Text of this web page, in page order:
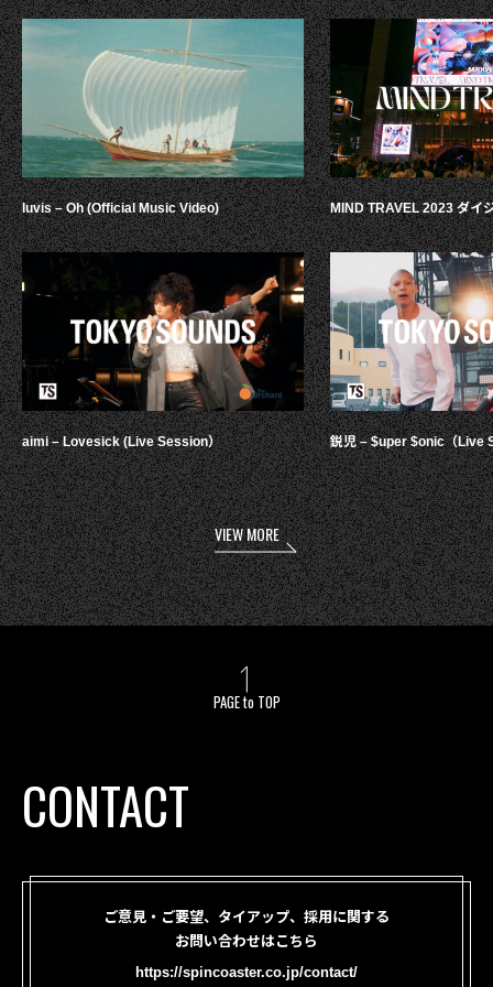
luvis – Oh (Official Music Video)
aimi – Lovesick (Live Session）
MIND TRAVEL 2023 ダイ
鋭児 – $uper $onic（Live
VIEW MORE
PAGE to TOP
CONTACT
ご意見・ご要望、タイアップ、採用に関する
お問い合わせはこちら
https://spincoaster.co.jp/contact/